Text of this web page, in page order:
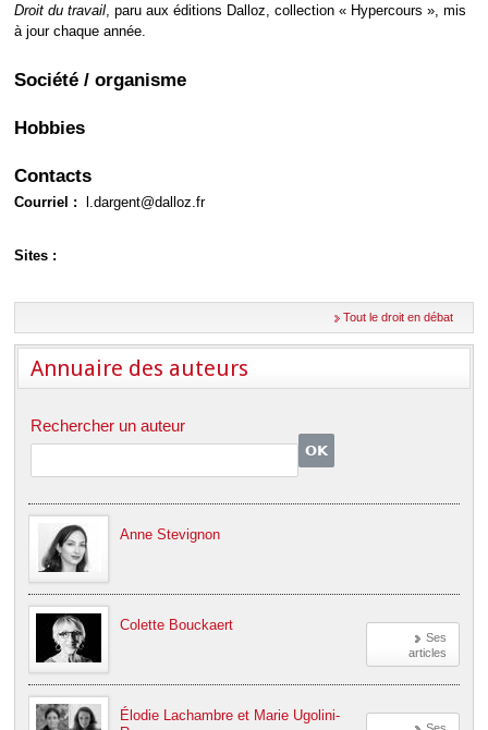
Droit du travail, paru aux éditions Dalloz, collection « Hypercours », mis
à jour chaque année.
Société / organisme
Hobbies
Contacts
Courriel : l.dargent@dalloz.fr
Sites :
Tout le droit en débat
Annuaire des auteurs
Rechercher un auteur
Anne Stevignon
Ses
articles
Colette Bouckaert
Élodie Lachambre et Marie Ugolini-